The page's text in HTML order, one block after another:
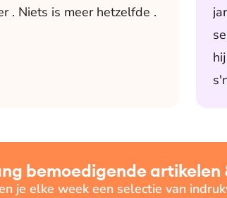
. Niets is meer hetzelfde .
bemoedigende artikelen
je elke week een selectie van